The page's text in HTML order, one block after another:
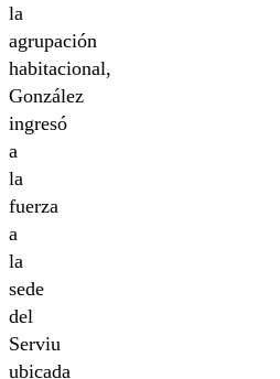
la
agrupación
habitacional,
González
ingresó
a
la
fuerza
a
la
sede
del
Serviu
ubicada